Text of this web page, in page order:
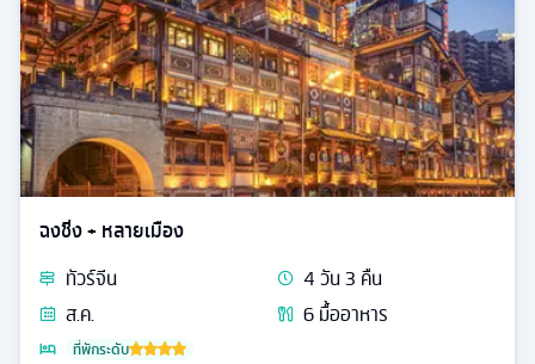
ฉงชิ่ง + หลายเมือง
ทัวร์จีน 4วัน3 คืน
ส.ค.
6มื้ออาหาร
ที่พักระดับ